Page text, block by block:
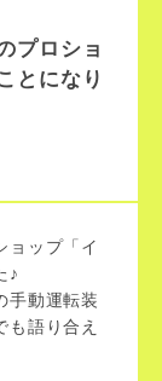
プロショ
とになり
ョップ「イ
♪
手動運転装
語り合え